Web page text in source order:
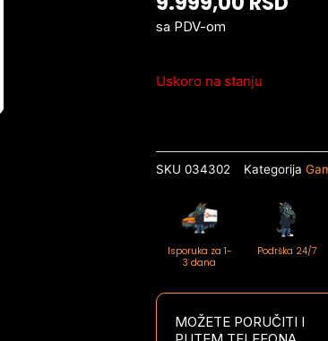
sa PDV-om
Uskoro na stanju
SKU034302 Kategorija
Isporuka za 1-
3 dana
Podrška 24/7
MOŽETE PORUČITI I